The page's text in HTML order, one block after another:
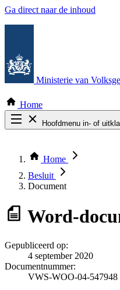
Ga direct naar de inhoud
Ministerie van
Home
Hoofdmenu in- of
Thema COVID-19
Bekijk per bestuursorgaan
Home
Besluit
Document
Word-
Gepubliceerd op:
4 september 2020
Documentnummer:
VWS-WOO-04-547948